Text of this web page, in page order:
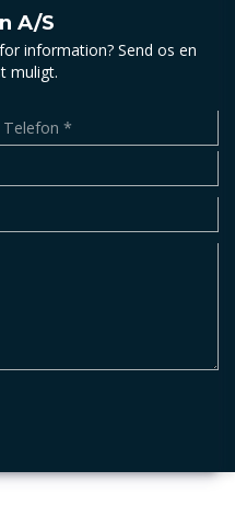
A/S
information? Send os en
muligt.